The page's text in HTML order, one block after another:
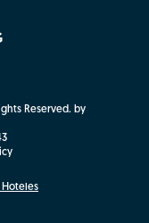
Reserved. by
Hoteles